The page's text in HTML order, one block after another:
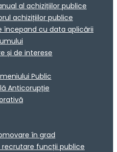
al achizițiilor publice
achizițiilor publice
începand cu data aplicării
și de interese
Public
Anticorupție
în grad
recrutare funcții publice